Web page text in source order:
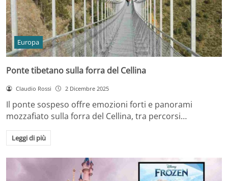
Europa
Ponte tibetano sulla forra del Cellina
Claudio Rossi 2 Dicembre 2025
Il ponte sospeso offre emozioni forti e panorami
mozzafiato sulla forra del Cellina, tra percorsi…
Leggi di più